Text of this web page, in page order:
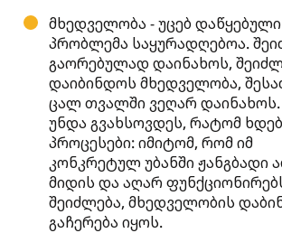
მხედველობა - უცებ დაწყებული
პრობლემა საყურადღებოა.
გაორებულად დაინახოს,
დაიბინდოს მხედველობა,
ცალ თვალში ვეღარ
უნდა გვახსოვდეს, რატომ
პროცესები: იმიტომ, რომ იმ
კონკრეტულ უბანში ჟანგბადი
მიდის და აღარ
შეიძლება, მხედველობის
გაჩერება იყოს.